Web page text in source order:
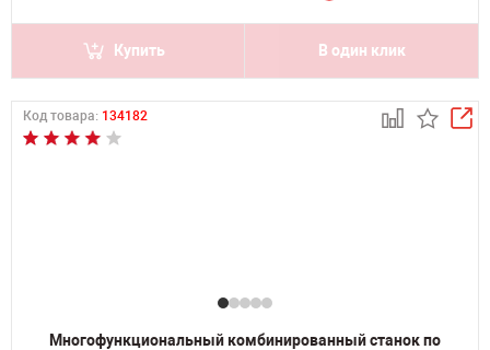
Купить В один клик
Код товара: 134182
Многофункциональный комбинированный станок по